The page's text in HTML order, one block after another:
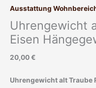
Ausstattung
Uhrengewicht
Eisen
20,00€
Uhrengewicht alt Traube